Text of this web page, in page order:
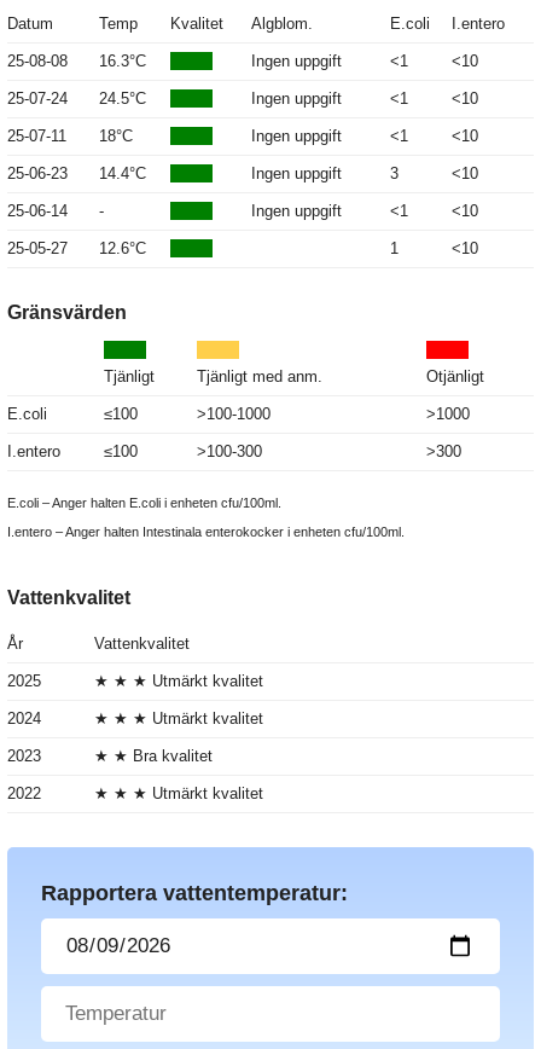
Datum Temp Kvalitet Algblom. E.coli I.entero
25-08-08 16.3°C Ingen uppgift <1 <10
25-07-24 24.5°C Ingen uppgift <1 <10
25-07-11 18°C Ingen uppgift <1 <10
25-06-23 14.4°C Ingen uppgift 3 <10
25-06-14 - Ingen uppgift <1 <10
25-05-27 12.6°C 1 <10
Gränsvärden
Tjänligt Tjänligt med anm. Otjänligt
E.coli ≤100 >100-1000 >1000
I.entero ≤100 >100-300 >300
E.coli – Anger halten E.coli i enheten cfu/100ml.
I.entero – Anger halten Intestinala enterokocker i enheten cfu/100ml.
Vattenkvalitet
År Vattenkvalitet
2025 ★ ★ ★ Utmärkt kvalitet
2024 ★ ★ ★ Utmärkt kvalitet
2023 ★ ★ Bra kvalitet
2022 ★ ★ ★ Utmärkt kvalitet
Rapportera vattentemperatur: